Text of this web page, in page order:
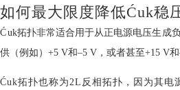
如何最大限度降低Ćuk稳
Ćuk拓扑非常适合用于从正电源电压生成
供（例如）+5 V和–5 V，或者甚至+15 V
Ćuk拓扑也称为2L反相拓扑，因为其电